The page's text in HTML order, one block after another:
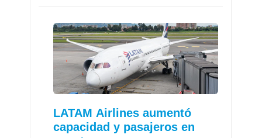
LATAM Airlines aumentó
capacidad y pasajeros en